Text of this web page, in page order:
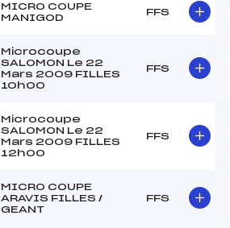
MICRO COUPE
MANIGOD
FFS
Microcoupe
SALOMON Le 22
Mars 2009 FILLES
10h00
FFS
Microcoupe
SALOMON Le 22
Mars 2009 FILLES
12h00
FFS
MICRO COUPE
ARAVIS FILLES /
GEANT
FFS